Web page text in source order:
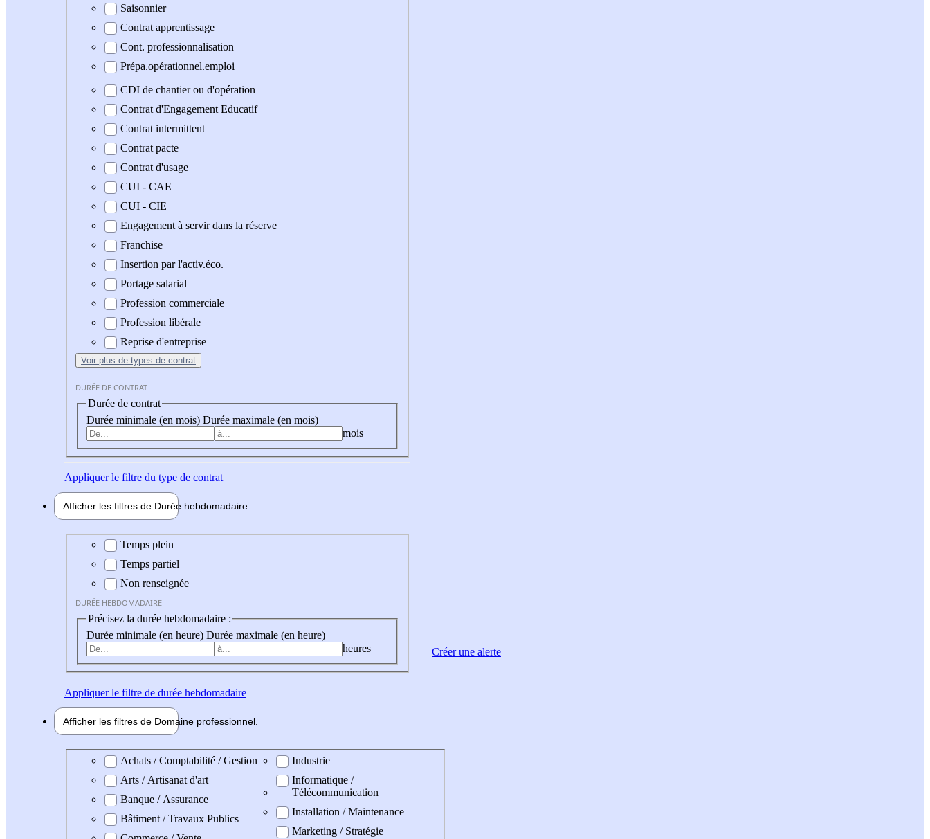
Saisonnier
Contrat apprentissage
Cont. professionnalisation
Prépa.opérationnel.emploi
CDI de chantier ou d'opération
Contrat d'Engagement Educatif
Contrat intermittent
Contrat pacte
Contrat d'usage
CUI - CAE
CUI - CIE
Engagement à servir dans la réserve
Franchise
Insertion par l'activ.éco.
Portage salarial
Profession commerciale
Profession libérale
Reprise d'entreprise
Voir plus de types de contrat
DURÉE DE CONTRAT
Durée de contrat
Durée minimale (en mois) Durée maximale (en mois)
mois
Appliquerle filtre du type de contrat
Afficher les filtres de Durée hebdomadaire
Durée hebdomadaire
Temps plein
Temps partiel
Non renseignée
DURÉE HEBDOMADAIRE
Précisez la durée hebdomadaire :
Durée minimale (en heure) Durée maximale (en heure)
heures
Appliquerle filtre de durée hebdomadaire
Afficher les filtres de Domaine professionnel
Domaine professionel
Achats / Comptabilité / Gestion
Arts / Artisanat d'art
Banque / Assurance
Bâtiment / Travaux Publics
Industrie
Informatique /
Télécommunication
Installation / Maintenance
Marketing / Stratégie
Créer une alerte